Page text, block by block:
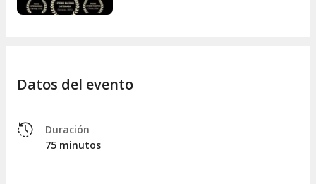
Datos del evento
Duración
75 minutos